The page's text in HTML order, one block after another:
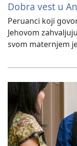
Dobra vest u
Peruanci koji
Jehovom
svom maternjem